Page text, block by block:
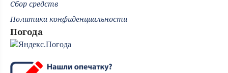
Сбор средств
Политика конфиденциальности
Погода